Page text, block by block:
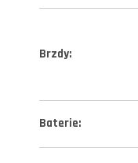
Brzdy:
Baterie: